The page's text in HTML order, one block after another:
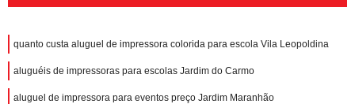
quanto custa aluguel de impressora colorida para escola Vila Leopoldina
aluguéis de impressoras para escolas Jardim do Carmo
aluguel de impressora para eventos preço Jardim Maranhão